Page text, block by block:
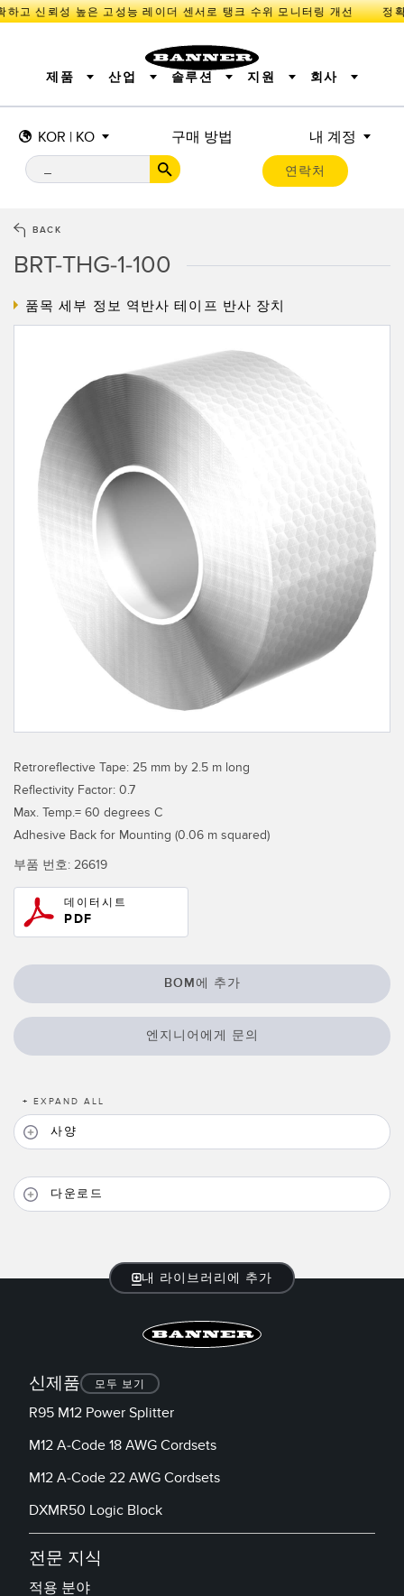
고 신뢰성 높은 고성능 레이더 센서로 탱크 수위 모니터링 개선
KOR | KO 구매 방법 내 계정
연락처
제품
센서 측정 솔루션
조명 및 표시기
기계 안전
산업용 무선
MONITORING SOLUTIONS
신제품 SNAP SIGNAL
액세서리
광전 센서
레이저 거리 측정
측정 어레이
3D 비행 시간(ToF)
슬롯, 라벨, 영역 감지 센서
등록 상표, 색상, 발광 센서
Pick-to-Light 센서
온도 및 진동 센서
Wireless Condition Monitoring Sensors
Vibration Sensors
코드셋
소프트웨어
Banner Measurement Sensor Software
센서 GUI 소프트웨어
IO-Link 지원 센서
산업 솔루션
IIOT 및 스마트 팩토리
스마트 센서
장비 보호
PICK-TO-LIGHT
PREDICTIVE MAINTENANCE
RADAR APPLICATIONS
IIOT 및 스마트 팩토리
기계 모니터링/전체 장비 효율성
공장 커뮤니케이션
부품, 정비 또는 팔레트 픽업 요청
선행 에지 감지
예측 및 예방적 유지보수용 상태 모니터링
탱크 수위 모니터링
IO-Link
지원 회사
BACK
BRT-THG-1-100
품목 세부 정보 역반사 테이프 반사 장치
Retroreflective Tape: 25 mm by 2.5 m long
Reflectivity Factor: 0.7
Max. Temp.= 60 degrees C
Adhesive Back for Mounting (0.06 m squared)
부품 번호: 26619
데이터시트
PDF
BOM에 추가
엔지니어에게 문의
+ EXPAND ALL
사양
다운로드
내 라이브러리에 추가
신제품 모두 보기
R95 M12 Power Splitter
M12 A-Code 18 AWG Cordsets
M12 A-Code 22 AWG Cordsets
DXMR50 Logic Block
전문 지식
적용 분야